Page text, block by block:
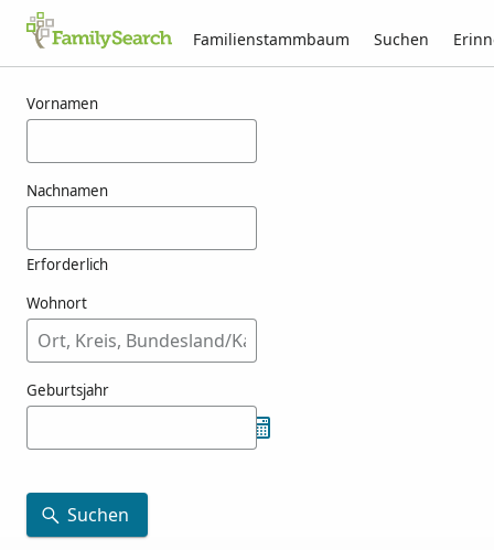
Familienstammbaum Suchen
Vornamen
Nachnamen
Erforderlich
Wohnort
Geburtsjahr
Suchen